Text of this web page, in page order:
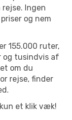
Ingen
og nem
155.000 ruter,
og tusindvis af
om du
rejse, finder
et klik væk!